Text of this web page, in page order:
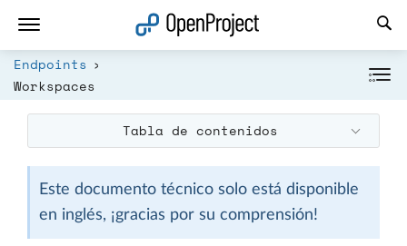
Endpoints
Workspaces
Tabla de contenidos
Este documento técnico solo está disponible
en inglés, ¡gracias por su comprensión!
Abrir vínculo en un nuevo panel